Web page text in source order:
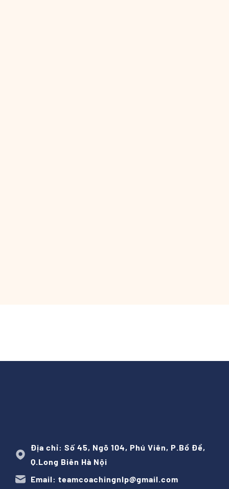
Địa chỉ: Số 45, Ngõ 104, Phú Viên, P.Bồ Đề,
Q.Long Biên Hà Nội
Email: teamcoachingnlp@gmail.com